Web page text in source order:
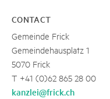
CONTACT
Gemeinde Frick
Gemeindehausplatz 1
5070 Frick
T +41 (0)62 865 28 00
kanzlei@frick.ch